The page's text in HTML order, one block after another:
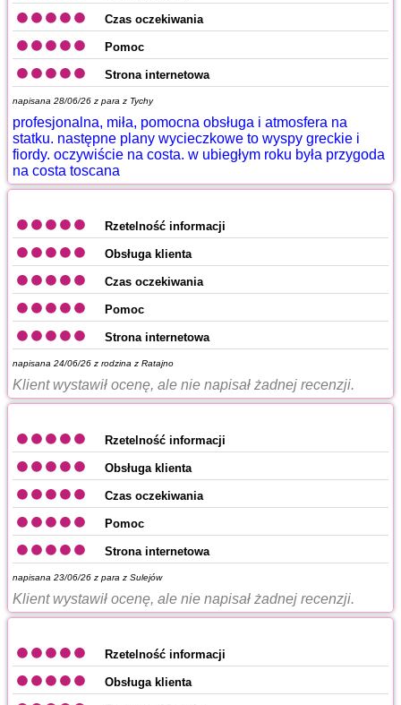
Czas oczekiwania
Pomoc
Strona internetowa
napisana 28/06/26 z para z Tychy
profesjonalna, miła, pomocna obsługa i atmosfera na
statku. następne plany wycieczkowe to wyspy greckie i
fiordy. oczywiście na costa. w ubiegłym roku była przygoda
na costa toscana
Rzetelność informacji
Obsługa klienta
Czas oczekiwania
Pomoc
Strona internetowa
napisana 24/06/26 z rodzina z Ratajno
Klient wystawił ocenę, ale nie napisał żadnej recenzji.
Rzetelność informacji
Obsługa klienta
Czas oczekiwania
Pomoc
Strona internetowa
napisana 23/06/26 z para z Sulejów
Klient wystawił ocenę, ale nie napisał żadnej recenzji.
Rzetelność informacji
Obsługa klienta